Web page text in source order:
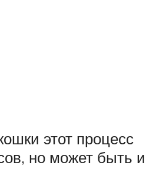
этот процесс
но может быть и